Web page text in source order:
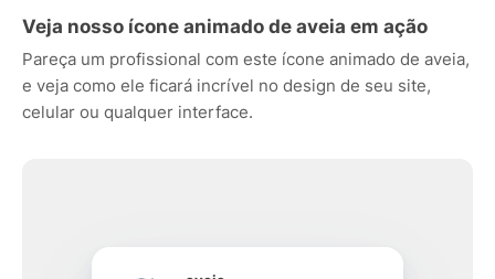
Veja nosso ícone animado de aveia em ação
Pareça um profissional com este ícone animado de aveia,
e veja como ele ficará incrível no design de seu site,
celular ou qualquer interface.